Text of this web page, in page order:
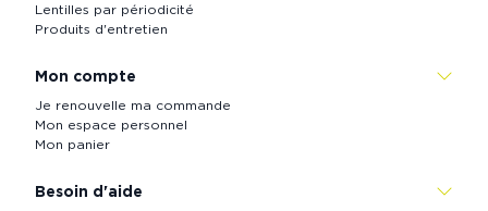
Lentilles par périodicité
Produits d'entretien
Mon compte
Je renouvelle ma commande
Mon espace personnel
Mon panier
Besoin d'aide